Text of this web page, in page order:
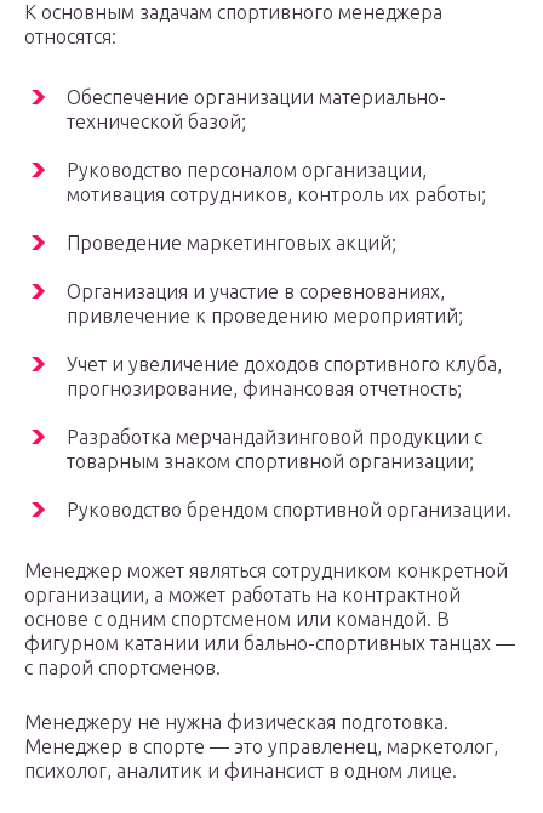
К основным задачам спортивного менеджера
относятся:
Обеспечение организации материально-
технической базой;
Руководство персоналом организации,
мотивация сотрудников, контроль их работы;
Проведение маркетинговых акций;
Организация и участие в соревнованиях,
привлечение к проведению мероприятий;
Учет и увеличение доходов спортивного клуба,
прогнозирование, финансовая отчетность;
Разработка мерчандайзинговой продукции с
товарным знаком спортивной организации;
Руководство брендом спортивной организации.
Менеджер может являться сотрудником конкретной
организации, а может работать на контрактной
основе с одним спортсменом или командой. В
фигурном катании или бально-спортивных танцах —
с парой спортсменов.
Менеджеру не нужна физическая подготовка.
Менеджер в спорте — это управленец, маркетолог,
психолог, аналитик и финансист в одном лице.